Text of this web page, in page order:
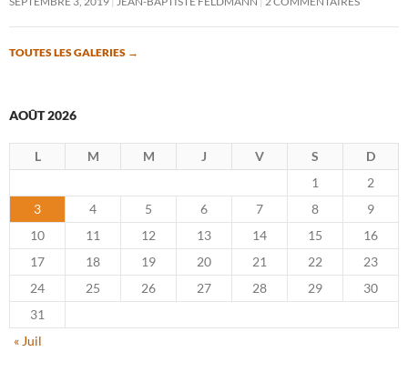
TOUTES LES GALERIES →
AOÛT 2026
L M M J V S
D
1
2
3
4 5 6 7 8
9
10
11 12 13 14 15
16
17
18 19 20 21 22
23
24
25 26 27 28 29
30
31
« Juil